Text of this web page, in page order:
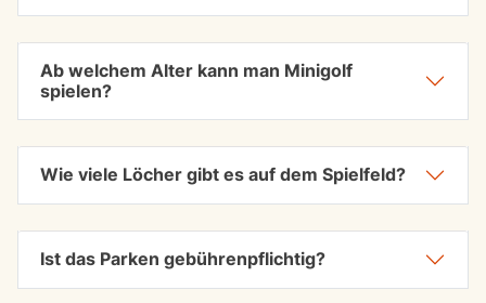
Ab welchem Alter kann man Minigolf
spielen?
Wie viele Löcher gibt es auf dem Spielfeld?
Ist das Parken gebührenpflichtig?